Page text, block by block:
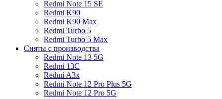
Redmi Note 15 SE
Redmi K90
Redmi K90 Max
Redmi Turbo 5
Redmi Turbo 5 Max
Сняты с производства
Redmi Note 13 5G
Redmi 13C
Redmi A3x
Redmi Note 12 Pro Plus 5G
Redmi Note 12 Pro 5G